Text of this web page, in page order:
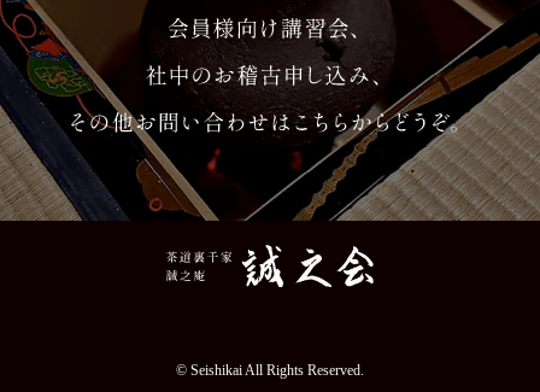
© Seishikai All Rights Reserved.